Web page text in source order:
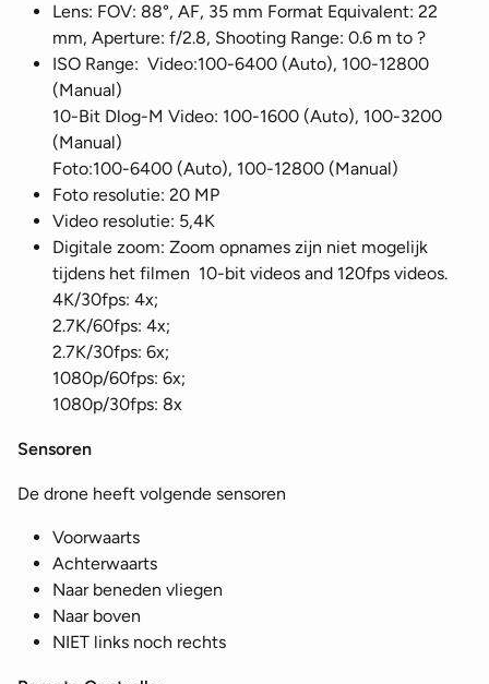
Lens: FOV: 88°, AF, 35 mm Format Equivalent: 22
mm, Aperture: f/2.8, Shooting Range: 0.6 m to ?
ISO Range: Video:100-6400 (Auto), 100-12800
(Manual)
10-Bit Dlog-M Video: 100-1600 (Auto), 100-3200
(Manual)
Foto:100-6400 (Auto), 100-12800 (Manual)
Foto resolutie: 20 MP
Video resolutie: 5,4K
Digitale zoom: Zoom opnames zijn niet mogelijk
tijdens het filmen 10-bit videos and 120fps videos.
4K/30fps: 4x;
2.7K/60fps: 4x;
2.7K/30fps: 6x;
1080p/60fps: 6x;
1080p/30fps: 8x
Sensoren
De drone heeft volgende sensoren
Voorwaarts
Achterwaarts
Naar beneden vliegen
Naar boven
NIET links noch rechts